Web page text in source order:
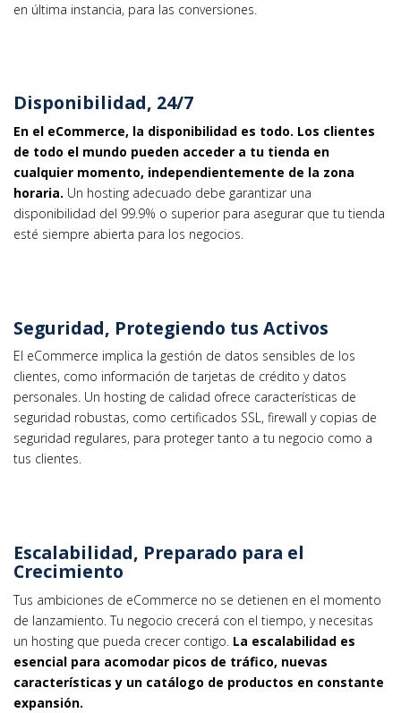
en última instancia, para las conversiones.
Disponibilidad, 24/7
En el eCommerce, la disponibilidad es todo. Los clientes
de todo el mundo pueden acceder a tu tienda en
cualquier momento, independientemente de la zona
horaria. Un hosting adecuado debe garantizar una
disponibilidad del 99.9% o superior para asegurar que tu tienda
esté siempre abierta para los negocios.
Seguridad, Protegiendo tus Activos
El eCommerce implica la gestión de datos sensibles de los
clientes, como información de tarjetas de crédito y datos
personales. Un hosting de calidad ofrece características de
seguridad robustas, como certificados SSL, firewall y copias de
seguridad regulares, para proteger tanto a tu negocio como a
tus clientes.
Escalabilidad, Preparado para el
Crecimiento
Tus ambiciones de eCommerce no se detienen en el momento
de lanzamiento. Tu negocio crecerá con el tiempo, y necesitas
un hosting que pueda crecer contigo. La escalabilidad es
esencial para acomodar picos de tráfico, nuevas
características y un catálogo de productos en constante
expansión.